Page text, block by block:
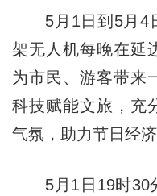
5月1日到5月4日
架无人机每晚在延
为市民、游客带来
科技赋能文旅，充
气氛，助力节日经济
5月1日19时30分